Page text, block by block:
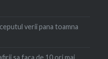
verii pana toamna
sa faca de 10 ori mai